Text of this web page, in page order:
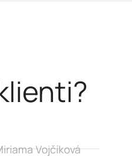
Vojčíková